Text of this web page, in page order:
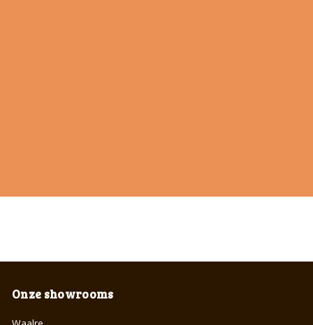
Onze showrooms